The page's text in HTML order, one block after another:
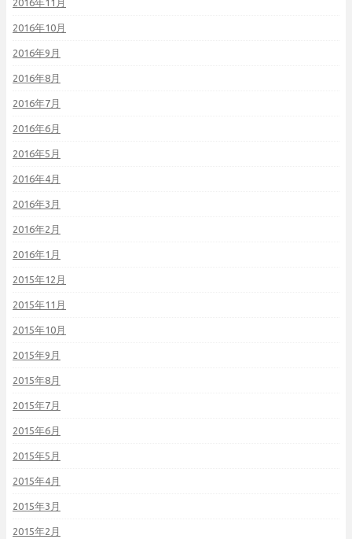
2016年11月
2016年10月
2016年9月
2016年8月
2016年7月
2016年6月
2016年5月
2016年4月
2016年3月
2016年2月
2016年1月
2015年12月
2015年11月
2015年10月
2015年9月
2015年8月
2015年7月
2015年6月
2015年5月
2015年4月
2015年3月
2015年2月